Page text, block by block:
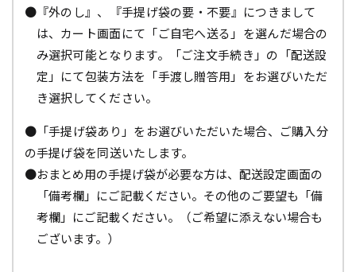
●『外のし』、『手提げ袋の要・不要』につきまして
は、カート画面にて「ご自宅へ送る」を選んだ場合の
み選択可能となります。「ご注文手続き」の「配送設
定」にて包装方法を「手渡し贈答用」をお選びいただ
き選択してください。
●「手提げ袋あり」をお選びいただいた場合、ご購入分
の手提げ袋を同送いたします。
●おまとめ用の手提げ袋が必要な方は、配送設定画面の
「備考欄」にご記載ください。その他のご要望も「備
考欄」にご記載ください。（ご希望に添えない場合も
ございます。）